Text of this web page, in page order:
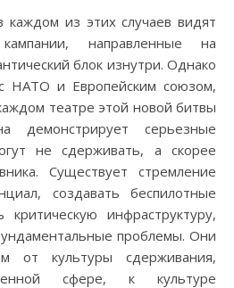
каждом из этих случаев видят
кампании, направленные на
блок изнутри. Однако
НАТО и Европейским союзом,
театре этой новой битвы
демонстрирует серьезные
не сдерживать, а скорее
Существует стремление
создавать беспилотные
инфраструктуру,
проблемы. Они
от культуры сдерживания,
сфере, к культуре